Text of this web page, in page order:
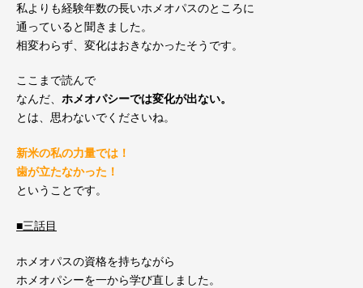
私よりも経験年数の長いホメオパスのところに
通っていると聞きました。
相変わらず、変化はおきなかったそうです。
ここまで読んで
なんだ、 ホメオパシーでは変化が出ない。
とは、思わないでくださいね。
新米の私の力量では！
歯が立たなかった！
ということです。
■三話目
ホメオパスの資格を持ちながら
ホメオパシーを一から学び直しました。